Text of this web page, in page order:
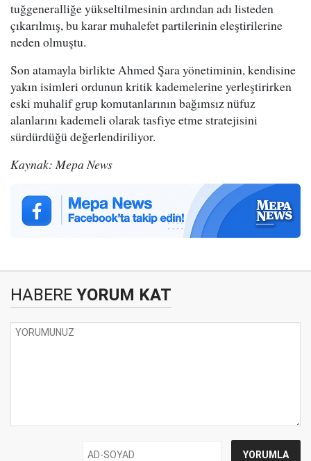
tuğgeneralliğe yükseltilmesinin ardından adı listeden
çıkarılmış, bu karar muhalefet partilerinin eleştirilerine
neden olmuştu.
Son atamayla birlikte Ahmed Şara yönetiminin, kendisine
yakın isimleri ordunun kritik kademelerine yerleştirirken
eski muhalif grup komutanlarının bağımsız nüfuz
alanlarını kademeli olarak tasfiye etme stratejisini
sürdürdüğü değerlendiriliyor.
Kaynak: Mepa News
HABERE YORUM KAT